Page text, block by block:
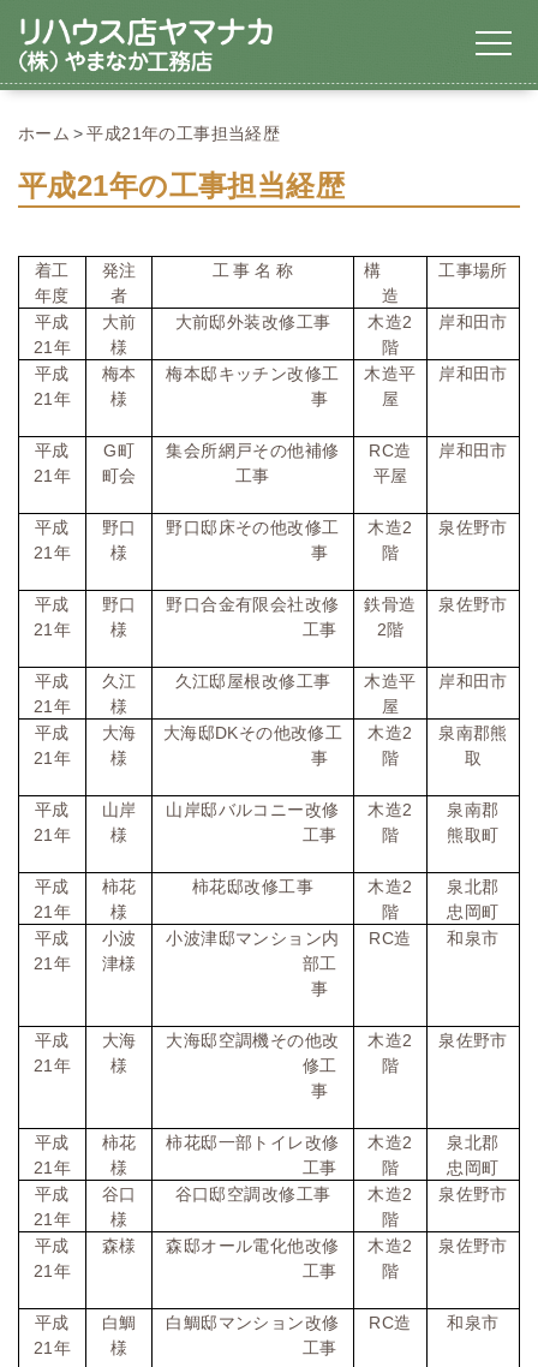
ホーム 平成21年の工事担当経歴
平成21年の工事担当経歴
着工
年度
発注
者
工事 名 称
構
造
工事場所
平成
21年
大前
様
大前邸外装改修工事 木造2
階
岸和田市
平成
21年
梅本
様
梅本邸キッチン改修工
事
木造平
屋
岸和田市
平成
21年
G町
町会
集会所網戸その他補修
工事
RC造
平屋
岸和田市
平成
21年
野口
様
野口邸床その他改修工
事
木造2
階
泉佐野市
平成
21年
野口
様
野口合金有限会社改修
工事
鉄骨造
2階
泉佐野市
平成
21年
久江
様
久江邸屋根改修工事
木造平
屋
岸和田市
平成
21年
大海
様
大海邸DKその他改修工
事
木造2
階
泉南郡熊
取
平成
21年
山岸
様
山岸邸バルコニー改修
工事
木造2
階
泉南郡
熊取町
平成
21年
柿花
様
柿花邸改修工事 木造2
階
泉北郡
忠岡町
平成
21年
小波
津様
小波津邸マンション内
部工
事
RC造 和泉市
平成
21年
大海
様
大海邸空調機その他改
修工
事
木造2
階
泉佐野市
平成
21年
柿花
様
柿花邸一部トイレ改修
工事
木造2
階
泉北郡
忠岡町
平成
21年
谷口
様
谷口邸空調改修工事 木造2
階
泉佐野市
平成
21年
森様
森邸オール電化他改修
工事
木造2
階
泉佐野市
平成
21年
白鯛
様
白鯛邸マンション改修
工事
RC造 和泉市